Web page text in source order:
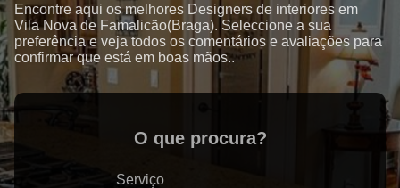
Encontre aqui os melhores Designers de interiores em
Vila Nova de Famalicão(Braga). Seleccione a sua
preferência e veja todos os comentários e avaliações para
confirmar que está em boas mãos..
O que procura?
Serviço